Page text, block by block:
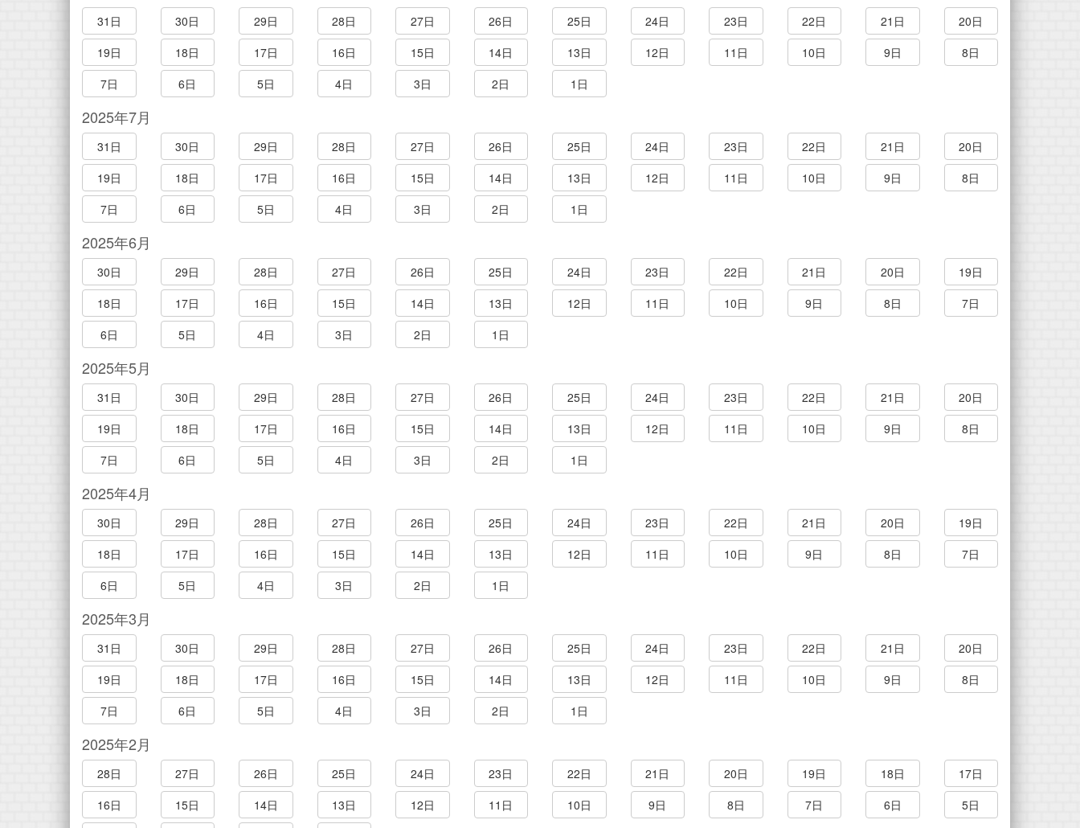
31日 30日 29日 28日 27日 26日 25日 24日 23日 22日 21日
20日
19日
18日 17日 16日 15日 14日 13日 12日 11日 10日 9日
8日
7日
6日 5日 4日 3日 2日 1日
2025年7月
31日 30日 29日 28日 27日 26日 25日 24日 23日 22日 21日
20日
19日
18日 17日 16日 15日 14日 13日 12日 11日 10日 9日
8日
7日
6日 5日 4日 3日 2日 1日
2025年6月
30日 29日 28日 27日 26日 25日 24日 23日 22日 21日 20日
19日
18日
17日 16日 15日 14日 13日 12日 11日 10日 9日 8日
7日
6日
5日 4日 3日 2日 1日
2025年5月
31日 30日 29日 28日 27日 26日 25日 24日 23日 22日 21日
20日
19日
18日 17日 16日 15日 14日 13日 12日 11日 10日 9日
8日
7日
6日 5日 4日 3日 2日 1日
2025年4月
30日 29日 28日 27日 26日 25日 24日 23日 22日 21日 20日
19日
18日
17日 16日 15日 14日 13日 12日 11日 10日 9日 8日
7日
6日
5日 4日 3日 2日 1日
2025年3月
31日 30日 29日 28日 27日 26日 25日 24日 23日 22日 21日
20日
19日
18日 17日 16日 15日 14日 13日 12日 11日 10日 9日
8日
7日
6日 5日 4日 3日 2日 1日
2025年2月
28日 27日 26日 25日 24日 23日 22日 21日 20日 19日 18日
17日
16日
15日 14日 13日 12日 11日 10日 9日 8日 7日 6日 5日